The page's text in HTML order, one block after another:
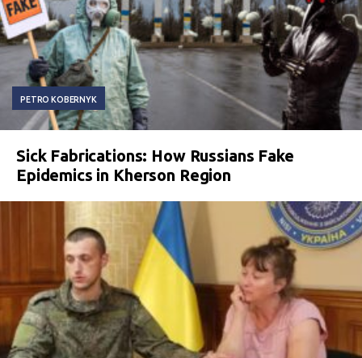
PETRO KOBERNYK
Sick Fabrications: How Russians Fake
Epidemics in Kherson Region